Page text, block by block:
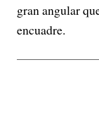
gran angular
encuadre.